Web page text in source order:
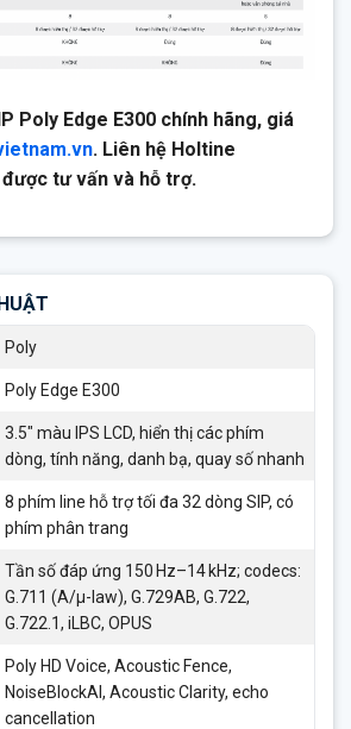
Poly Edge E300 chính hãng, giá
. Liên hệ Holtine
được tư vấn và hỗ trợ.
Poly
Poly Edge E300
3.5″ màu IPS LCD, hiển thị các phím
dòng, tính năng, danh bạ, quay số nhanh
8 phím line hỗ trợ tối đa 32 dòng SIP, có
phím phân trang
Tần số đáp ứng 150 Hz–14 kHz; codecs:
G.711 (A/μ-law), G.729AB, G.722,
G.722.1, iLBC, OPUS
Poly HD Voice, Acoustic Fence,
NoiseBlockAI, Acoustic Clarity, echo
cancellation